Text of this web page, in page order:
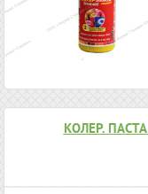
КОЛЕР.